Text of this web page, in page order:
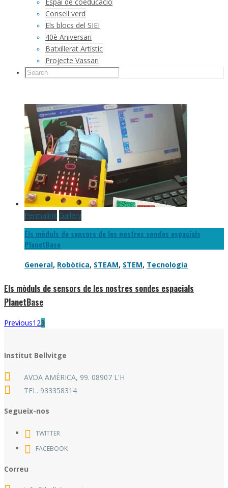
Consell verd
Els blocs del SIEI
40è Aniversari
Batxillerat Artístic
Projecte Vassari
Permalink Gallery
Els mòduls de sensors de les nostres sondes espacials
PlanetBase
General, Robòtica, STEAM, STEM, Tecnologia
Els mòduls de sensors de les nostres sondes espacials
PlanetBase
Previous1 23
Institut Bellvitge
AVDA AMÈRICA, 99. 08907 L'H
TEL. 933358314
Segueix-nos
TWITTER
FACEBOOK
Correu